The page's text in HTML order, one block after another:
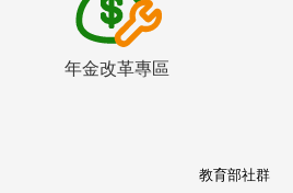
年金改革專區
教育部社群